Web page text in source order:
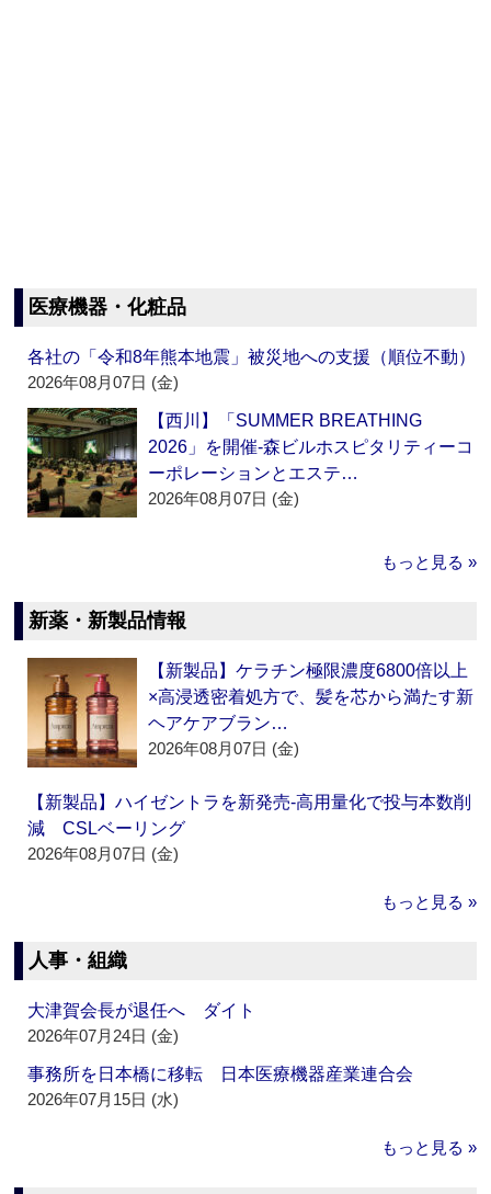
医療機器・化粧品
各社の「令和8年熊本地震」被災地への支援（順位不動）
2026年08月07日 (金)
【西川】「SUMMER BREATHING
2026」を開催‐森ビルホスピタリティーコ
ーポレーションとエステ…
2026年08月07日 (金)
もっと見る »
新薬・新製品情報
【新製品】ケラチン極限濃度6800倍以上
×高浸透密着処方で、髪を芯から満たす新
ヘアケアブラン…
2026年08月07日 (金)
【新製品】ハイゼントラを新発売‐高用量化で投与本数削
減 CSLベーリング
2026年08月07日 (金)
もっと見る »
人事・組織
大津賀会長が退任へ ダイト
2026年07月24日 (金)
事務所を日本橋に移転 日本医療機器産業連合会
2026年07月15日 (水)
もっと見る »